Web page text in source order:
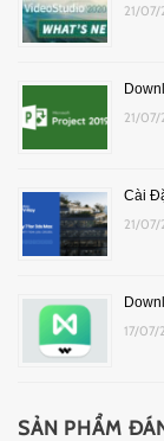
21/
21/
Cài
21/
17/07/
SẢN PHẨM